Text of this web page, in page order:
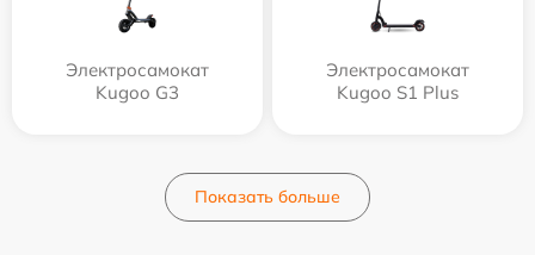
Электросамокат
Kugoo G3
Электросамокат
Kugoo S1 Plus
Показать больше